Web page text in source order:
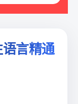
语言精通